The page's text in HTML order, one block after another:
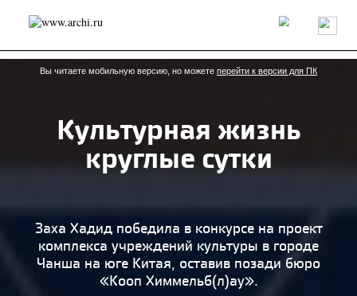
Россия Мир Технологии Интерьер Пресса
Архитекторы
Проекты
Конкурсы События Книги Вакансии
send.project Анонсы конкурсов
Блог
Интервью
Объект
Результаты конкурса
Книги
Наследие Образование
Урбанистика
Эко
Вы читаете мобильную версию, но можете перейти к версии для ПК
Культурная жизнь
круглые сутки
Заха Хадид победила в конкурсе на проект
комплекса учреждений культуры в городе
Чанша на юге Китая, оставив позади бюро
«Кооп Химмельб(л)ау».